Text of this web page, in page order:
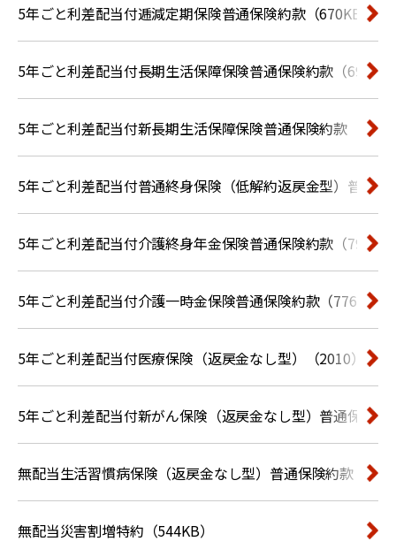
5年ごと利差配当付逓減定期保険普通保険約款（670KB）
5年ごと利差配当付長期生活保障保険普通保険約款（693KB
5年ごと利差配当付新長期生活保障保険普通保険約款（
5年ごと利差配当付普通終身保険（低解約返戻金型）普通保
5年ごと利差配当付介護終身年金保険普通保険約款（792KB
5年ごと利差配当付介護一時金保険普通保険約款（776KB）
5年ごと利差配当付医療保険（返戻金なし型）（2010）普
5年ごと利差配当付新がん保険（返戻金なし型）普通保険約
無配当生活習慣病保険（返戻金なし型）普通保険約款（
無配当災害割増特約（544KB）